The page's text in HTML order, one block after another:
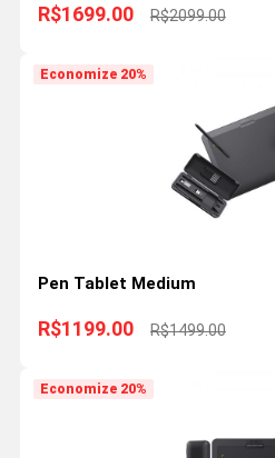
R$1699.00 R$2099.00
Economize 20%
Pen Tablet Medium
R$1199.00 R$1499.00
Economize 20%